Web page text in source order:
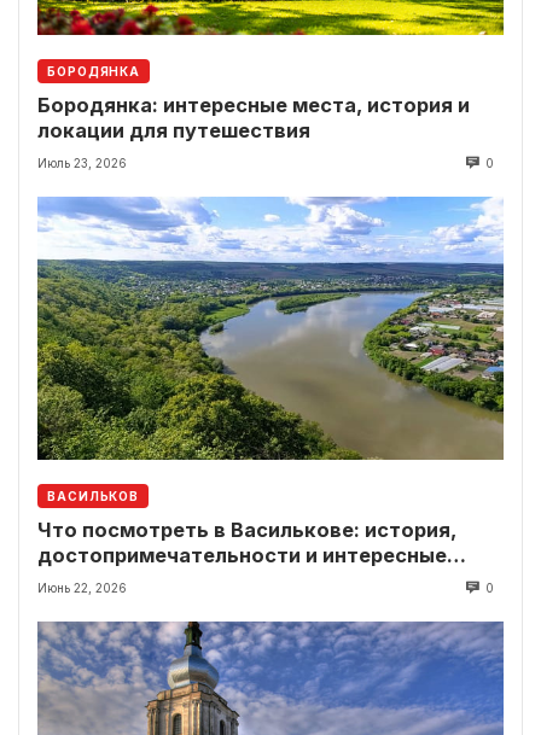
БОРОДЯНКА
Бородянка: интересные места, история и
локации для путешествия
Июль 23, 2026 0
ВАСИЛЬКОВ
Что посмотреть в Василькове: история,
достопримечательности и интересные
локации рядом
Июнь 22, 2026 0